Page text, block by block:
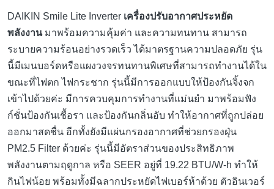
DAIKIN Smile Lite Inverter เครื่องปรับอากาศประหยัด
พลังงานมาพร้อมความคุ้มค่า และความทนทาน สามารถ
ระบายความร้อนอย่างรวดเร็ว ได้มาตรฐานความปลอดภัย รุ่น
นี้มีเมนบอร์ดหรือแผงวงจรทนทานพิเศษที่สามารถทำงานได้ใน
ขณะที่ไฟตก ไฟกระชาก รุ่นนี้มีการออกแบบให้ป้องกันจิ้งจก
เข้าไปด้วยค่ะ มีการควบคุมการทำงานที่แม่นยำ มาพร้อมฟัง
ก์ชั่นป้องกันเชื้อรา และป้องกันกลิ่นอับ ทำให้อากาศที่ถูกปล่อย
ออกมาสดชื่น อีกทั้งยังมีแผ่นกรองอากาศที่ช่วยกรองฝุ่น
PM2.5 Filter ด้วยค่ะ รุ่นนี้มีอัตราส่วนของประสิทธิภาพ
พลังงานตามฤดูกาล หรือ SEER อยู่ที่ 19.22 BTU/W-h ทำให้
กินไฟน้อย พร้อมทั้งมีฉลากประหยัดไฟเบอร์ห้าด้วย ตัวอินเวอร์